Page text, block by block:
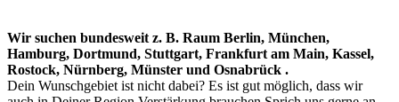
Wir suchen bundesweit z. B. Raum Berlin, München,
Hamburg, Dortmund, Stuttgart, Frankfurt am Main, Kassel,
Rostock, Nürnberg, Münster und Osnabrück .
Dein Wunschgebiet ist nicht dabei? Es ist gut möglich, dass wir